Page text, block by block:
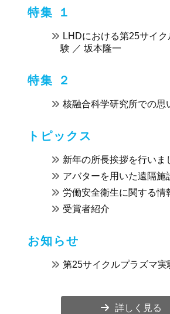
特集 １
LHDにおける第25サイ
験 ／ 坂本隆一
特集 ２
核融合科学研究所での思
トピックス
新年の所長挨拶を行いま
アバターを用いた遠隔施
労働安全衛生に関する情
受賞者紹介
お知らせ
第25サイクルプラズマ実
詳しく見る